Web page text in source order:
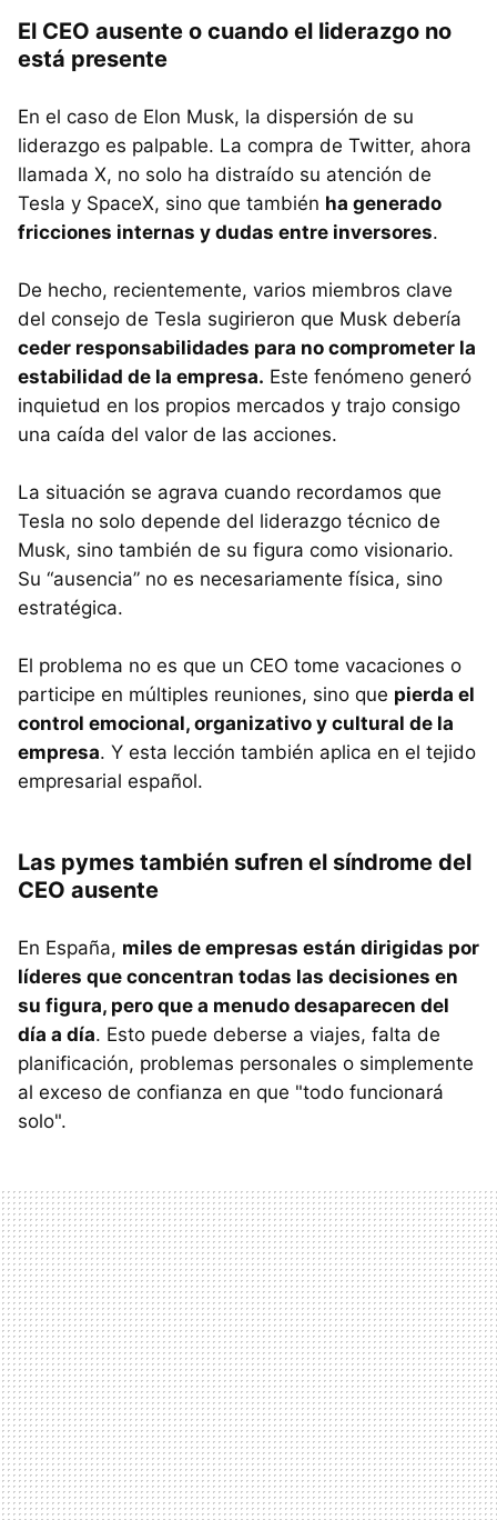
El CEO ausente o cuando el liderazgo no
está presente
En el caso de Elon Musk, la dispersión de su
liderazgo es palpable. La compra de Twitter, ahora
llamada X, no solo ha distraído su atención de
Tesla y SpaceX, sino que también ha generado
fricciones internas y dudas entre inversores.
De hecho, recientemente, varios miembros clave
del consejo de Tesla sugirieron que Musk debería
ceder responsabilidades para no comprometer la
estabilidad de la empresa. Este fenómeno generó
inquietud en los propios mercados y trajo consigo
una caída del valor de las acciones.
La situación se agrava cuando recordamos que
Tesla no solo depende del liderazgo técnico de
Musk, sino también de su figura como visionario.
Su “ausencia” no es necesariamente física, sino
estratégica.
El problema no es que un CEO tome vacaciones o
participe en múltiples reuniones, sino que pierda el
control emocional, organizativo y cultural de la
empresa. Y esta lección también aplica en el tejido
empresarial español.
Las pymes también sufren el síndrome del
CEO ausente
En España, miles de empresas están dirigidas por
líderes que concentran todas las decisiones en
su figura, pero que a menudo desaparecen del
día a día. Esto puede deberse a viajes, falta de
planificación, problemas personales o simplemente
al exceso de confianza en que "todo funcionará
solo".